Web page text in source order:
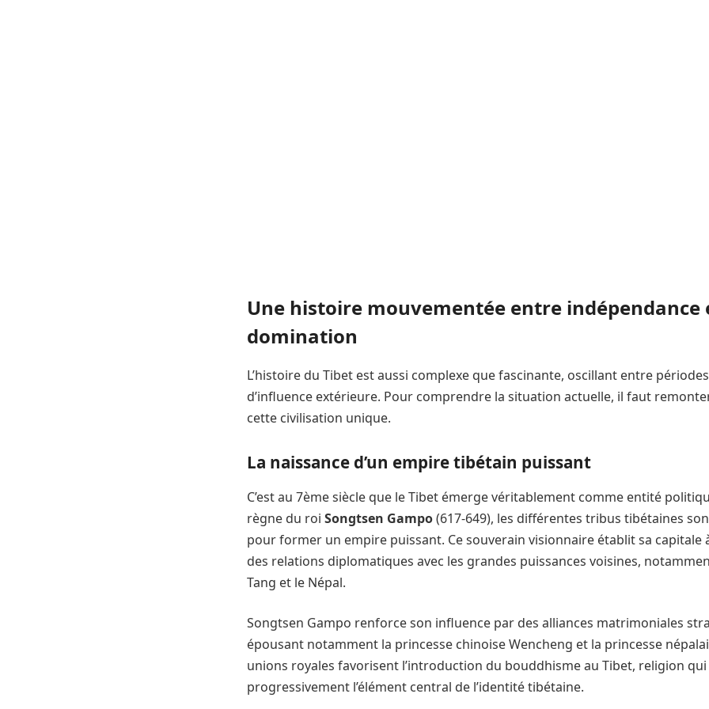
Une histoire mouvementée entre indépendance
domination
L’histoire du Tibet est aussi complexe que fascinante, oscillant entre
d’influence extérieure. Pour comprendre la situation actuelle, il faut
cette civilisation unique.
La naissance d’un empire tibétain puissant
C’est au 7ème siècle que le Tibet émerge véritablement comme entité
règne du roi Songtsen Gampo(617-649), les différentes tribus tibétaines
pour former un empire puissant. Ce souverain visionnaire établit sa capitale
des relations diplomatiques avec les grandes puissances voisines,
Tang et le Népal.
Songtsen Gampo renforce son influence par des alliances matrimoniales
épousant notamment la princesse chinoise Wencheng et la princesse
unions royales favorisent l’introduction du bouddhisme au Tibet, religion
progressivement l’élément central de l’identité tibétaine.